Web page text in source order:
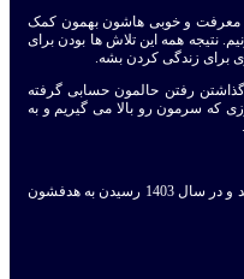
معرفت و خوبی هاشون بهمون کمک
نتیجه همه این تلاش ها بودن برای
برای زندگی کردن بشه.
رفتن حالمون حسابی گرفته
که سرمون رو بالا می گیریم و به
به امید فردایی بهتر! ربوچیپی ها همچنان هستند و در سال 1403 رسیدن به هدفشون